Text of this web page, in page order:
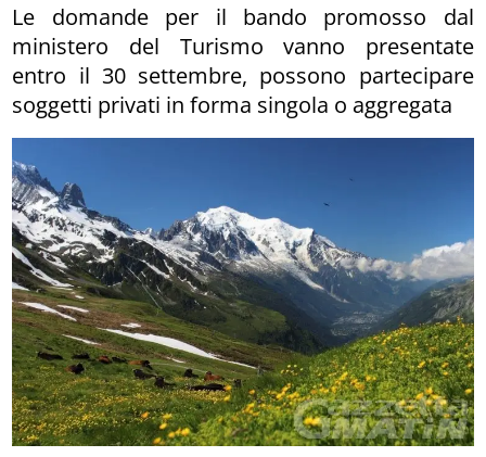
Le domande per il bando promosso dal
ministero del Turismo vanno presentate
entro il 30 settembre, possono partecipare
soggetti privati in forma singola o aggregata